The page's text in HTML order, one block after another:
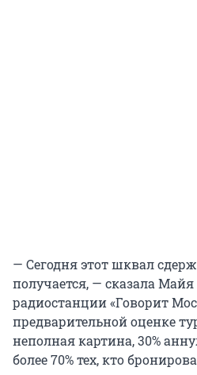
— Сегодня этот шквал
получается, — сказала
радиостанции «Говорит
предварительной оценке
неполная картина, 30%
более 70% тех, кто